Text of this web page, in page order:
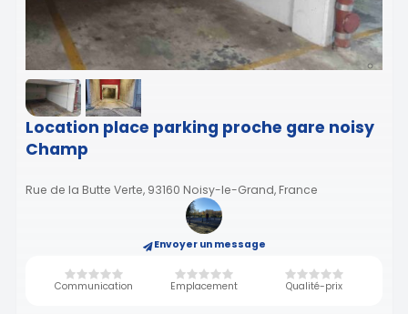
Location place parking proche gare noisy
Champ
Rue de la Butte Verte, 93160 Noisy-le-Grand, France
Envoyer un message
Communication Emplacement Qualité-prix